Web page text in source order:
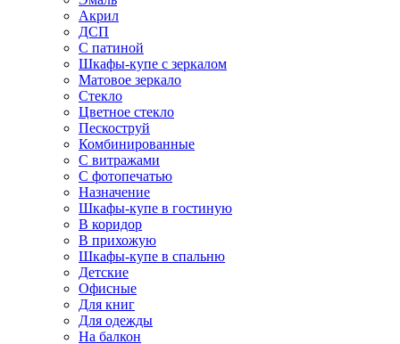
Акрил
ДСП
С патиной
Шкафы-купе с зеркалом
Матовое зеркало
Стекло
Цветное стекло
Пескоструй
Комбинированные
С витражами
С фотопечатью
Назначение
Шкафы-купе в гостиную
В коридор
В прихожую
Шкафы-купе в спальню
Детские
Офисные
Для книг
Для одежды
На балкон